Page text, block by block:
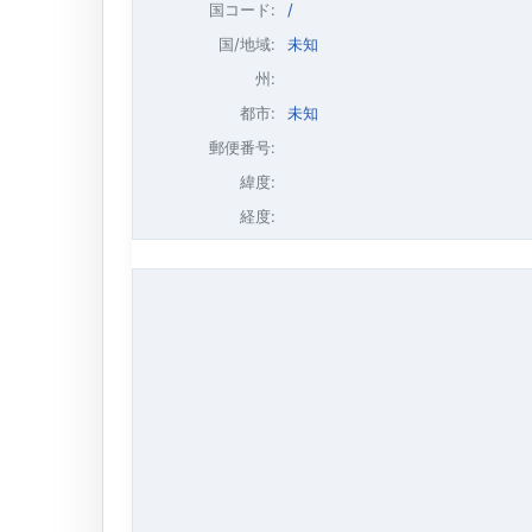
国コード:
/
国/地域:
未知
州:
都市:
未知
郵便番号:
緯度:
経度: